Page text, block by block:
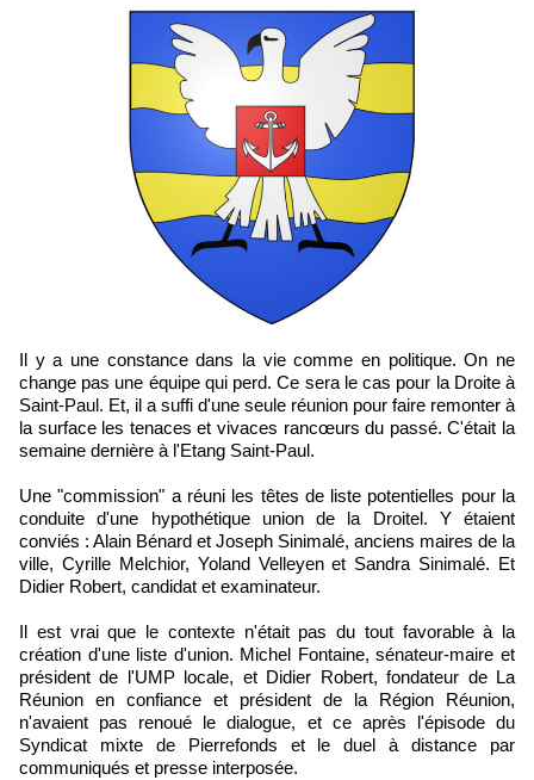
Il y a une constance dans la vie comme en politique. On ne
change pas une équipe qui perd. Ce sera le cas pour la Droite à
Saint-Paul. Et, il a suffi d'une seule réunion pour faire remonter à
la surface les tenaces et vivaces rancœurs du passé. C'était la
semaine dernière à l'Etang Saint-Paul.
Une "commission" a réuni les têtes de liste potentielles pour la
conduite d'une hypothétique union de la Droitel. Y étaient
conviés : Alain Bénard et Joseph Sinimalé, anciens maires de la
ville, Cyrille Melchior, Yoland Velleyen et Sandra Sinimalé. Et
Didier Robert, candidat et examinateur.
Il est vrai que le contexte n'était pas du tout favorable à la
création d'une liste d'union. Michel Fontaine, sénateur-maire et
président de l'UMP locale, et Didier Robert, fondateur de La
Réunion en confiance et président de la Région Réunion,
n'avaient pas renoué le dialogue, et ce après l'épisode du
Syndicat mixte de Pierrefonds et le duel à distance par
communiqués et presse interposée.